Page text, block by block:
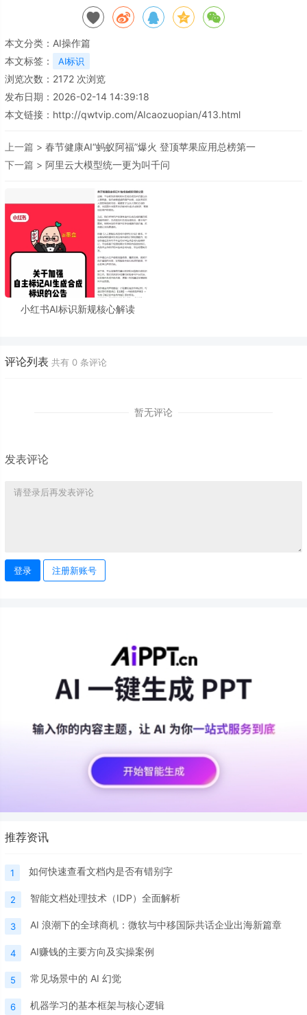
本文分类： AI操作篇
本文标签：
AI标识
浏览次数： 2172 次浏览
发布日期：2026-02-14 14:39:18
本文链接： http://qwtvip.com/AIcaozuopian/413.html
上一篇 > 春节健康AI“蚂蚁阿福”爆火 登顶苹果应用总榜第一
下一篇 > 阿里云大模型统一更为叫千问
小红书AI标识新规核心解读
评论列表 共有 0 条评论
暂无评论
发表评论
登录 注册新账号
推荐资讯
1 如何快速查看文档内是否有错别字
2 智能文档处理技术（IDP）全面解析
3 AI 浪潮下的全球商机：微软与中移国际共话企业出海新篇章
4 AI赚钱的主要方向及实操案例
5 常见场景中的 AI 幻觉
6 机器学习的基本框架与核心逻辑